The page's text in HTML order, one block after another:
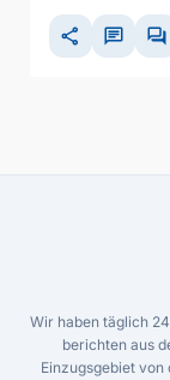
share chat forum
Wir haben täglich
berichten aus
Einzugsgebiet